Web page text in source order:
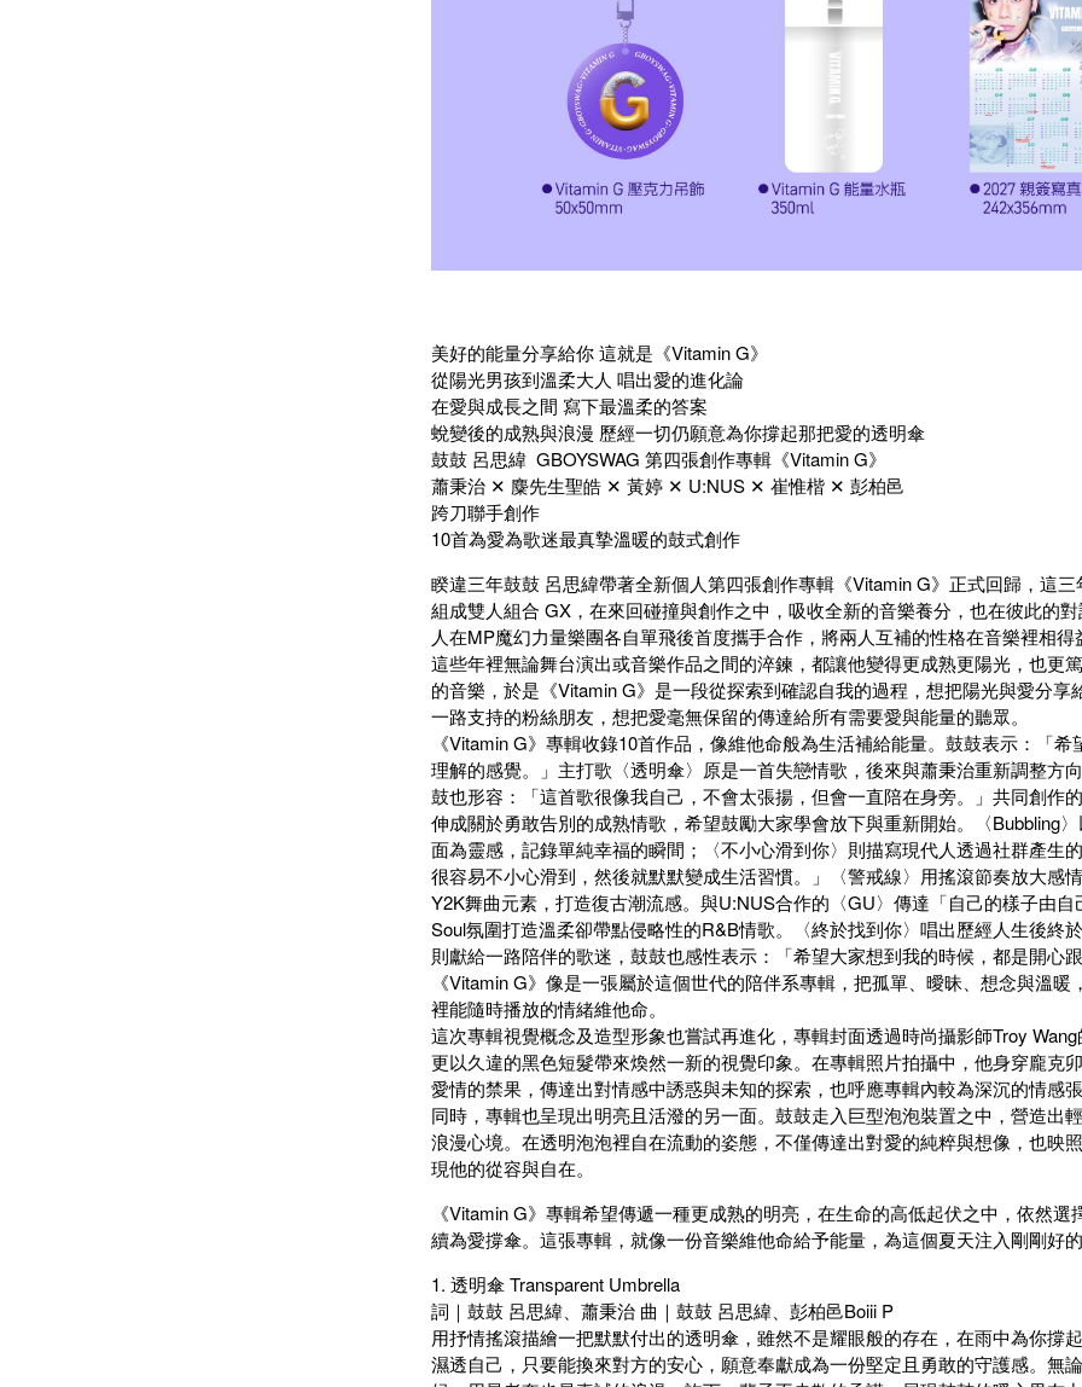
美好的能量分享給你 這就是《Vitamin G》
從陽光男孩到溫柔大人 唱出愛的進化論
在愛與成長之間 寫下最溫柔的答案
蛻變後的成熟與浪漫 歷經一切仍願意為你撐起那把愛的透明傘
鼓鼓 呂思緯 GBOYSWAG 第四張創作專輯《Vitamin G》
蕭秉治 ✕ 麋先生聖皓 ✕ 黃婷 ✕ U:NUS ✕ 崔惟楷 ✕ 彭柏邑
跨刀聯手創作
10首為愛為歌迷最真摯溫暖的鼓式創作
睽違三年鼓鼓 呂思緯帶著全新個人第四張創作專輯《Vitamin G》正式回歸，這
組成雙人組合 GX，在來回碰撞與創作之中，吸收全新的音樂養分，也在彼此的
人在MP魔幻力量樂團各自單飛後首度攜手合作，將兩人互補的性格在音樂裡相
這些年裡無論舞台演出或音樂作品之間的淬鍊，都讓他變得更成熟更陽光，也更
的音樂，於是《Vitamin G》是一段從探索到確認自我的過程，想把陽光與愛分
一路支持的粉絲朋友，想把愛毫無保留的傳達給所有需要愛與能量的聽眾。
《Vitamin G》專輯收錄10首作品，像維他命般為生活補給能量。鼓鼓表示：「
理解的感覺。」主打歌〈透明傘〉原是一首失戀情歌，後來與蕭秉治重新調整方
鼓也形容：「這首歌很像我自己，不會太張揚，但會一直陪在身旁。」共同創作
伸成關於勇敢告別的成熟情歌，希望鼓勵大家學會放下與重新開始。〈Bubbling
面為靈感，記錄單純幸福的瞬間；〈不小心滑到你〉則描寫現代人透過社群產生
很容易不小心滑到，然後就默默變成生活習慣。」〈警戒線〉用搖滾節奏放大感
Y2K舞曲元素，打造復古潮流感。與U:NUS合作的〈GU〉傳達「自己的樣子由
Soul氛圍打造溫柔卻帶點侵略性的R&B情歌。〈終於找到你〉唱出歷經人生後終
則獻給一路陪伴的歌迷，鼓鼓也感性表示：「希望大家想到我的時候，都是開心
《Vitamin G》像是一張屬於這個世代的陪伴系專輯，把孤單、曖昧、想念與溫
裡能隨時播放的情緒維他命。
這次專輯視覺概念及造型形象也嘗試再進化，專輯封面透過時尚攝影師Troy
更以久違的黑色短髮帶來煥然一新的視覺印象。在專輯照片拍攝中，他身穿龐克
愛情的禁果，傳達出對情感中誘惑與未知的探索，也呼應專輯內較為深沉的情感
同時，專輯也呈現出明亮且活潑的另一面。鼓鼓走入巨型泡泡裝置之中，營造出
浪漫心境。在透明泡泡裡自在流動的姿態，不僅傳達出對愛的純粹與想像，也映
現他的從容與自在。
《Vitamin G》專輯希望傳遞一種更成熟的明亮，在生命的高低起伏之中，依然
續為愛撐傘。這張專輯，就像一份音樂維他命給予能量，為這個夏天注入剛剛好
1. 透明傘 Transparent Umbrella
詞｜鼓鼓 呂思緯、蕭秉治 曲｜鼓鼓 呂思緯、彭柏邑Boiii P
用抒情搖滾描繪一把默默付出的透明傘，雖然不是耀眼般的存在，在雨中為你撐
濕透自己，只要能換來對方的安心，願意奉獻成為一份堅定且勇敢的守護感。無